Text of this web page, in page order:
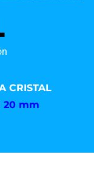
CRISTAL
20 mm